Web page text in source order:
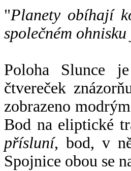
"Planety obíhají
společném ohnisku
Poloha Slunce
čtvereček
zobrazeno
Bod na eliptické
přísluní, bod, v
Spojnice obou se